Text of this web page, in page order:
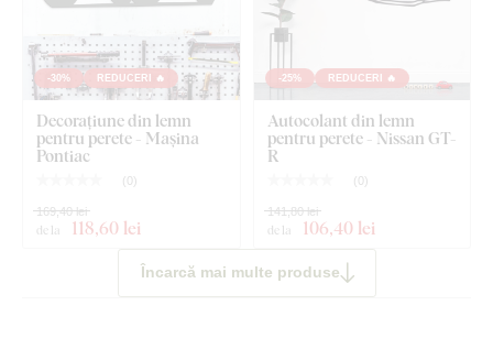
-30% REDUCERI 🔥
Decorațiune din lemn
pentru perete - Mașina
Pontiac
( 0)
de la 118,60 lei
169,40 lei
-25% REDUCERI 🔥
Autocolant din lemn
pentru perete - Nissan GT-
R
( 0)
de la 106,40 lei
141,80 lei
Încarcă mai multe produse